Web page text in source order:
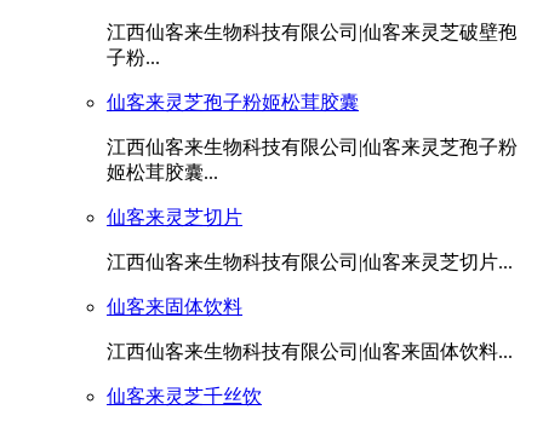
江西仙客来生物科技有限公司|仙客来灵芝破壁孢
子粉...
仙客来灵芝孢子粉姬松茸胶囊
江西仙客来生物科技有限公司|仙客来灵芝孢子粉
姬松茸胶囊...
仙客来灵芝切片
江西仙客来生物科技有限公司|仙客来灵芝切片...
仙客来固体饮料
江西仙客来生物科技有限公司|仙客来固体饮料...
仙客来灵芝千丝饮